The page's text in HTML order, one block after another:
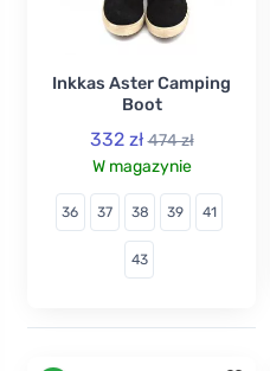
Inkkas Aster Camping
Boot
332 zł 474 zł
W magazynie
36 37 38 39 41
43